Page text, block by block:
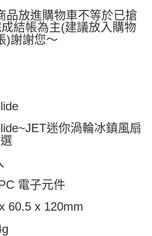
品放進購物車不等於已搶
結帳為主(建議放入購物
)謝謝您～
迷你渦輪冰鎮風扇
電子元件
60.5 x 120mm